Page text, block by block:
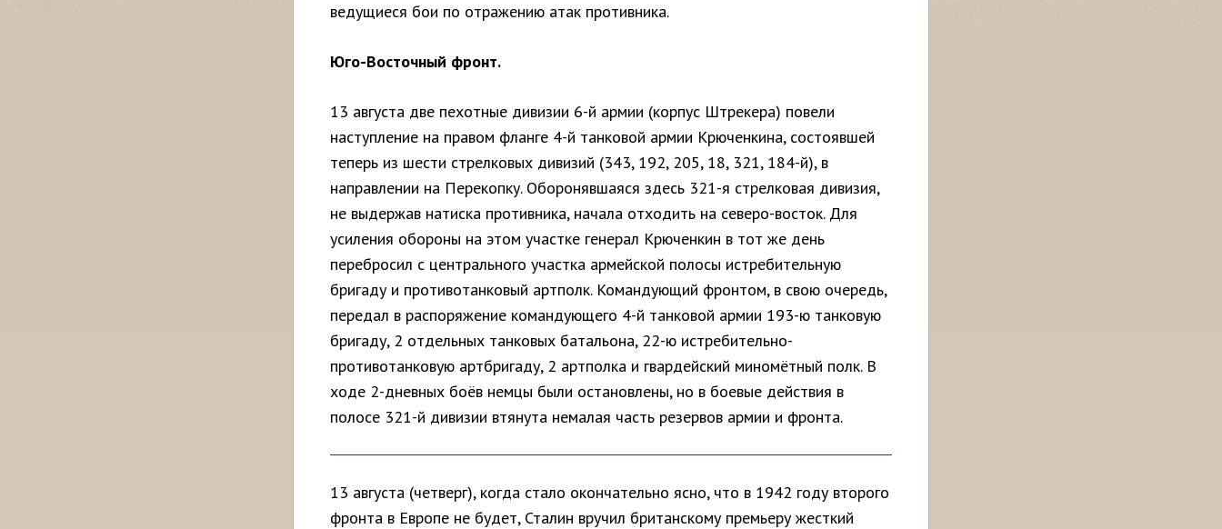
ведущиеся бои по отражению атак противника.
Юго-Восточный фронт.
13 августа две пехотные дивизии 6-й армии (корпус Штрекера) повели
наступление на правом фланге 4-й танковой армии Крюченкина, состоявшей
теперь из шести стрелковых дивизий (343, 192, 205, 18, 321, 184-й), в
направлении на Перекопку. Оборонявшаяся здесь 321-я стрелковая дивизия,
не выдержав натиска противника, начала отходить на северо-восток. Для
усиления обороны на этом участке генерал Крюченкин в тот же день
перебросил с центрального участка армейской полосы истребительную
бригаду и противотанковый артполк. Командующий фронтом, в свою очередь,
передал в распоряжение командующего 4-й танковой армии 193-ю танковую
бригаду, 2 отдельных танковых батальона, 22-ю истребительно-
противотанковую артбригаду, 2 артполка и гвардейский миномётный полк. В
ходе 2-дневных боёв немцы были остановлены, но в боевые действия в
полосе 321-й дивизии втянута немалая часть резервов армии и фронта.
13 августа (четверг), когда стало окончательно ясно, что в 1942 году второго
фронта в Европе не будет, Сталин вручил британскому премьеру жесткий